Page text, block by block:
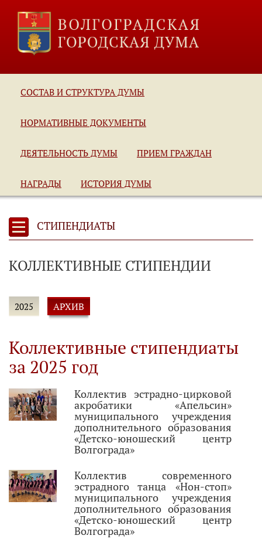
СОСТАВ И СТРУКТУРА ДУМЫ
НОРМАТИВНЫЕ ДОКУМЕНТЫ
ДЕЯТЕЛЬНОСТЬ ДУМЫ ПРИЕМ ГРАЖДАН
НАГРАДЫ ИСТОРИЯ ДУМЫ
СТИПЕНДИАТЫ
КОЛЛЕКТИВНЫЕ СТИПЕНДИИ
2025 АРХИВ
Коллективные стипендиаты
за 2025 год
Коллектив эстрадно-цирковой
акробатики «Апельсин»
муниципального учреждения
дополнительного образования
«Детско-юношеский центр
Волгограда»
Коллектив современного
эстрадного танца «Нон-стоп»
муниципального учреждения
дополнительного образования
«Детско-юношеский центр
Волгограда»